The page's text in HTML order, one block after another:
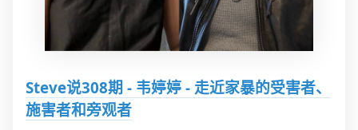
Steve说308期 - 韦婷婷 - 走近家暴的受害者、
施害者和旁观者